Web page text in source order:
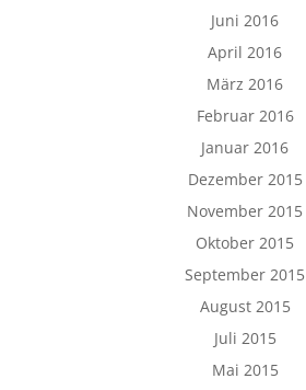
Juni 2016
April 2016
März 2016
Februar 2016
Januar 2016
Dezember 2015
November 2015
Oktober 2015
September 2015
August 2015
Juli 2015
Mai 2015